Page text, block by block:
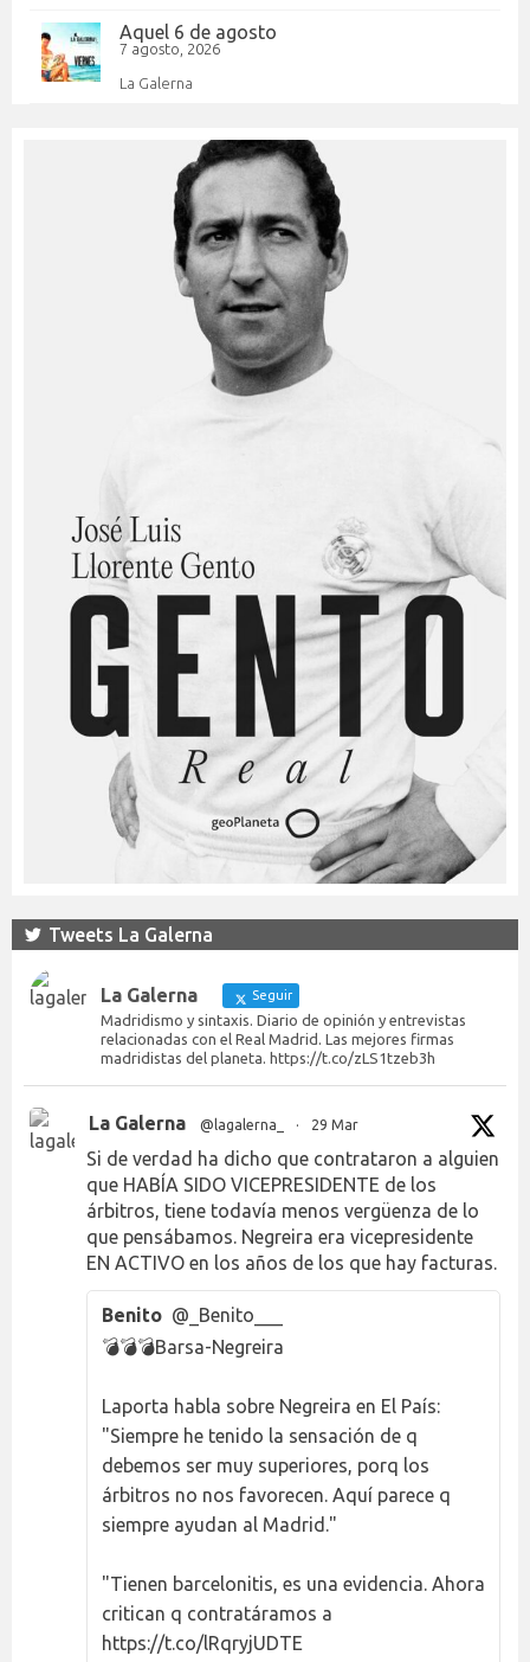
Aquel 6 de agosto
7 agosto, 2026
La Galerna
Tweets La Galerna
La Galerna Seguir
Madridismo y sintaxis. Diario de opinión y entrevistas
relacionadas con el Real Madrid. Las mejores firmas
madridistas del planeta. https://t.co/zLS1tzeb3h
La Galerna @lagalerna_ · 29 Mar
Si de verdad ha dicho que contrataron a alguien
que HABÍA SIDO VICEPRESIDENTE de los
árbitros, tiene todavía menos vergüenza de lo
que pensábamos. Negreira era vicepresidente
EN ACTIVO en los años de los que hay facturas.
Benito @_Benito___
💣💣💣Barsa-Negreira
Laporta habla sobre Negreira en El País:
"Siempre he tenido la sensación de q
debemos ser muy superiores, porq los
árbitros no nos favorecen. Aquí parece q
siempre ayudan al Madrid."
"Tienen barcelonitis, es una evidencia. Ahora
critican q contratáramos a
https://t.co/lRqryjUDTE